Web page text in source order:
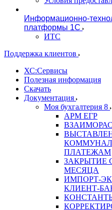
Информационно-
платформы 1С
ИТС
Поддержка клиентов
ХС:Сервисы
Полезная информация
Скачать
Документация
Моя бухгалтерия 8
АРМ ЕГР
ПЛАТЕЖАМ
ЗАКРЫТИЕ
МЕСЯЦА
ИМПОРТ-
КЛИЕНТ-